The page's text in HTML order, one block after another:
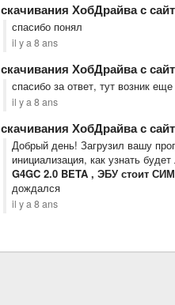
скачивания ХобДрайва с
спасибо понял
il y a 8 ans
скачивания ХобДрайва с
спасибо за ответ, тут возник
il y a 8 ans
скачивания ХобДрайва с
Добрый день! Загрузил вашу
инициализация, как узнать
G4GC 2.0 BETA , ЭБУ стоит
дождался
il y a 8 ans